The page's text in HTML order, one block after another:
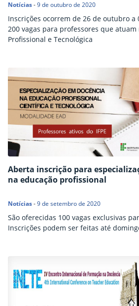
Notícias-9 de outubro de 2020
Inscrições ocorrem de 26 de outubro a 09
200 vagas para professores que atuam
Profissional e Tecnológica
Aberta inscrição para
na educação profissional
Notícias-9 de setembro de 2020
São oferecidas 100 vagas exclusivas
Inscrições podem ser feitas até